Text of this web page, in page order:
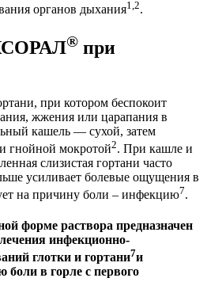
органов дыхания1,2.
® при
при котором беспокоит
жжения или царапания в
кашель — сухой, затем
гнойной мокротой2. При кашле и
слизистая гортани часто
усиливает болевые ощущения в
на причину боли – инфекцию7.
форме раствора предназначен
инфекционно-
глотки и гортани7и
боли в горле с первого